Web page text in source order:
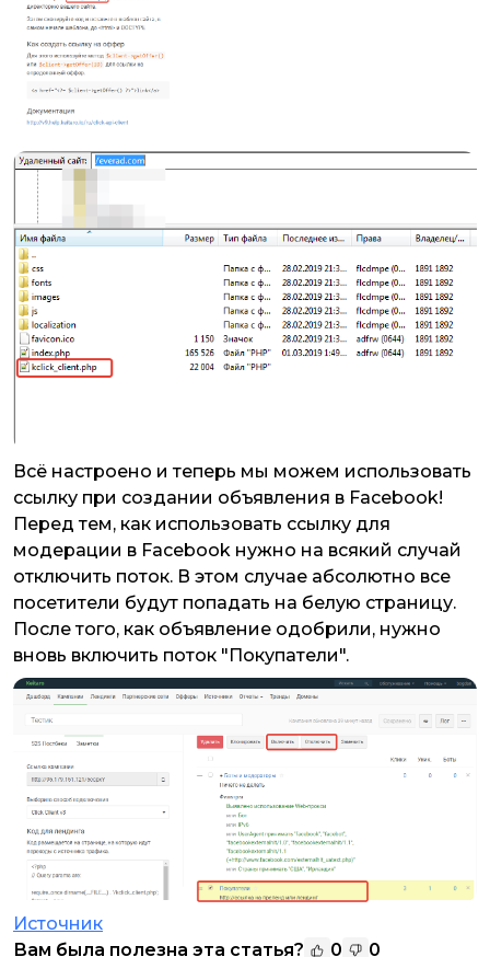
Всё настроено и теперь мы можем использовать
ссылку при создании объявления в Facebook!
Перед тем, как использовать ссылку для
модерации в Facebook нужно на всякий случай
отключить поток. В этом случае абсолютно все
посетители будут попадать на белую страницу.
После того, как объявление одобрили, нужно
вновь включить поток "Покупатели".
Источник
Вам была полезна эта статья?
0
0